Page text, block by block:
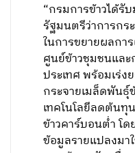
“กรมการข้าวได้รั
รัฐมนตรีว่าการก
ในการขยายผลกา
ศูนย์ข้าวชุมชนแล
ประเทศ พร้อมเร่
กระจายเมล็ดพัน
เทคโนโลยีลดต้น
ข้าวคาร์บอนต่ำ โ
ข้อมูลรายแปลงมา